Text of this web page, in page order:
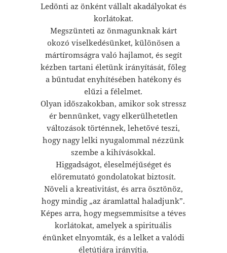
Ledönti az önként vállalt akadályokat és
korlátokat.
Megszünteti az önmagunknak kárt
okozó viselkedésünket, különösen a
mártíromságra való hajlamot, és segít
kézben tartani életünk irányítását, főleg
a bűntudat enyhítésében hatékony és
elűzi a félelmet.
Olyan időszakokban, amikor sok stressz
ér bennünket, vagy elkerülhetetlen
változások történnek, lehetővé teszi,
hogy nagy lelki nyugalommal nézzünk
szembe a kihívásokkal.
Higgadságot, éleselméjűséget és
előremutató gondolatokat biztosít.
Növeli a kreativitást, és arra ösztönöz,
hogy mindig „az áramlattal haladjunk”.
Képes arra, hogy megsemmisítse a téves
korlátokat, amelyek a spirituális
énünket elnyomták, és a lelket a valódi
életútjára irányítja.